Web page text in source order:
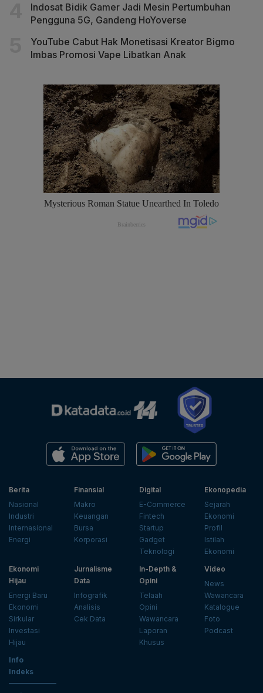
Indosat Bidik Gamer Jadi Mesin Pertumbuhan
Pengguna 5G, Gandeng HoYoverse
YouTube Cabut Hak Monetisasi Kreator Bigmo
Imbas Promosi Vape Libatkan Anak
Berita
Nasional
Industri
Internasional
Energi
Finansial
Makro
Keuangan
Bursa
Korporasi
Digital
E-Commerce
Fintech
Startup
Gadget
Teknologi
Ekonopedia
Sejarah
Ekonomi
Profil
Istilah
Ekonomi
Ekonomi
Hijau
Energi Baru
Ekonomi
Sirkular
Investasi
Hijau
Jurnalisme
Data
Infografik
Analisis
Cek Data
In-Depth &
Opini
Telaah
Opini
Wawancara
Laporan
Khusus
Video
News
Wawancara
Katalogue
Foto
Podcast
Info
Indeks